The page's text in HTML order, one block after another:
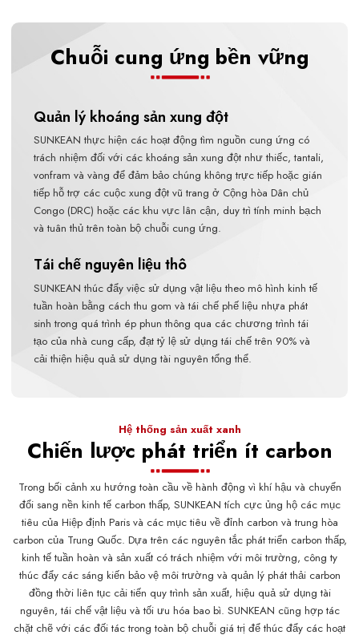
Chuỗi cung ứng bền vững
Quản lý khoáng sản xung đột
SUNKEAN thực hiện các hoạt động tìm nguồn cung ứng có
trách nhiệm đối với các khoáng sản xung đột như thiếc, tantali,
vonfram và vàng để đảm bảo chúng không trực tiếp hoặc gián
tiếp hỗ trợ các cuộc xung đột vũ trang ở Cộng hòa Dân chủ
Congo (DRC) hoặc các khu vực lân cận, duy trì tính minh bạch
và tuân thủ trên toàn bộ chuỗi cung ứng.
Tái chế nguyên liệu thô
SUNKEAN thúc đẩy việc sử dụng vật liệu theo mô hình kinh tế
tuần hoàn bằng cách thu gom và tái chế phế liệu nhựa phát
sinh trong quá trình ép phun thông qua các chương trình tái
tạo của nhà cung cấp, đạt tỷ lệ sử dụng tái chế trên 90% và
cải thiện hiệu quả sử dụng tài nguyên tổng thể.
Hệ thống sản xuất xanh
Chiến lược phát triển ít carbon
Trong bối cảnh xu hướng toàn cầu về hành động vì khí hậu và chuyển
đổi sang nền kinh tế carbon thấp, SUNKEAN tích cực ủng hộ các mục
tiêu của Hiệp định Paris và các mục tiêu về đỉnh carbon và trung hòa
carbon của Trung Quốc. Dựa trên các nguyên tắc phát triển carbon thấp,
kinh tế tuần hoàn và sản xuất có trách nhiệm với môi trường, công ty
thúc đẩy các sáng kiến bảo vệ môi trường và quản lý phát thải carbon
đồng thời liên tục cải tiến quy trình sản xuất, hiệu quả sử dụng tài
nguyên, tái chế vật liệu và tối ưu hóa bao bì. SUNKEAN cũng hợp tác
chặt chẽ với các đối tác trong toàn bộ chuỗi giá trị để thúc đẩy các hoạt